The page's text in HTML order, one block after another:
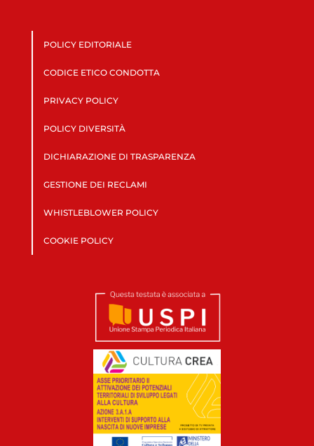
POLICY EDITORIALE
CODICE ETICO CONDOTTA
PRIVACY POLICY
POLICY DIVERSITÀ
DICHIARAZIONE DI TRASPARENZA
GESTIONE DEI RECLAMI
WHISTLEBLOWER POLICY
COOKIE POLICY